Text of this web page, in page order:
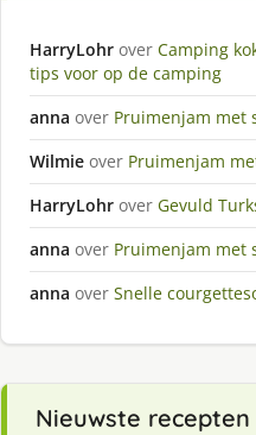
HarryLohr over Camping
tips voor op de camping
anna over Pruimenjam met
Wilmie over Pruimenjam
HarryLohr over Gevuld
anna over Pruimenjam met
anna over Snelle
Nieuwste recepten